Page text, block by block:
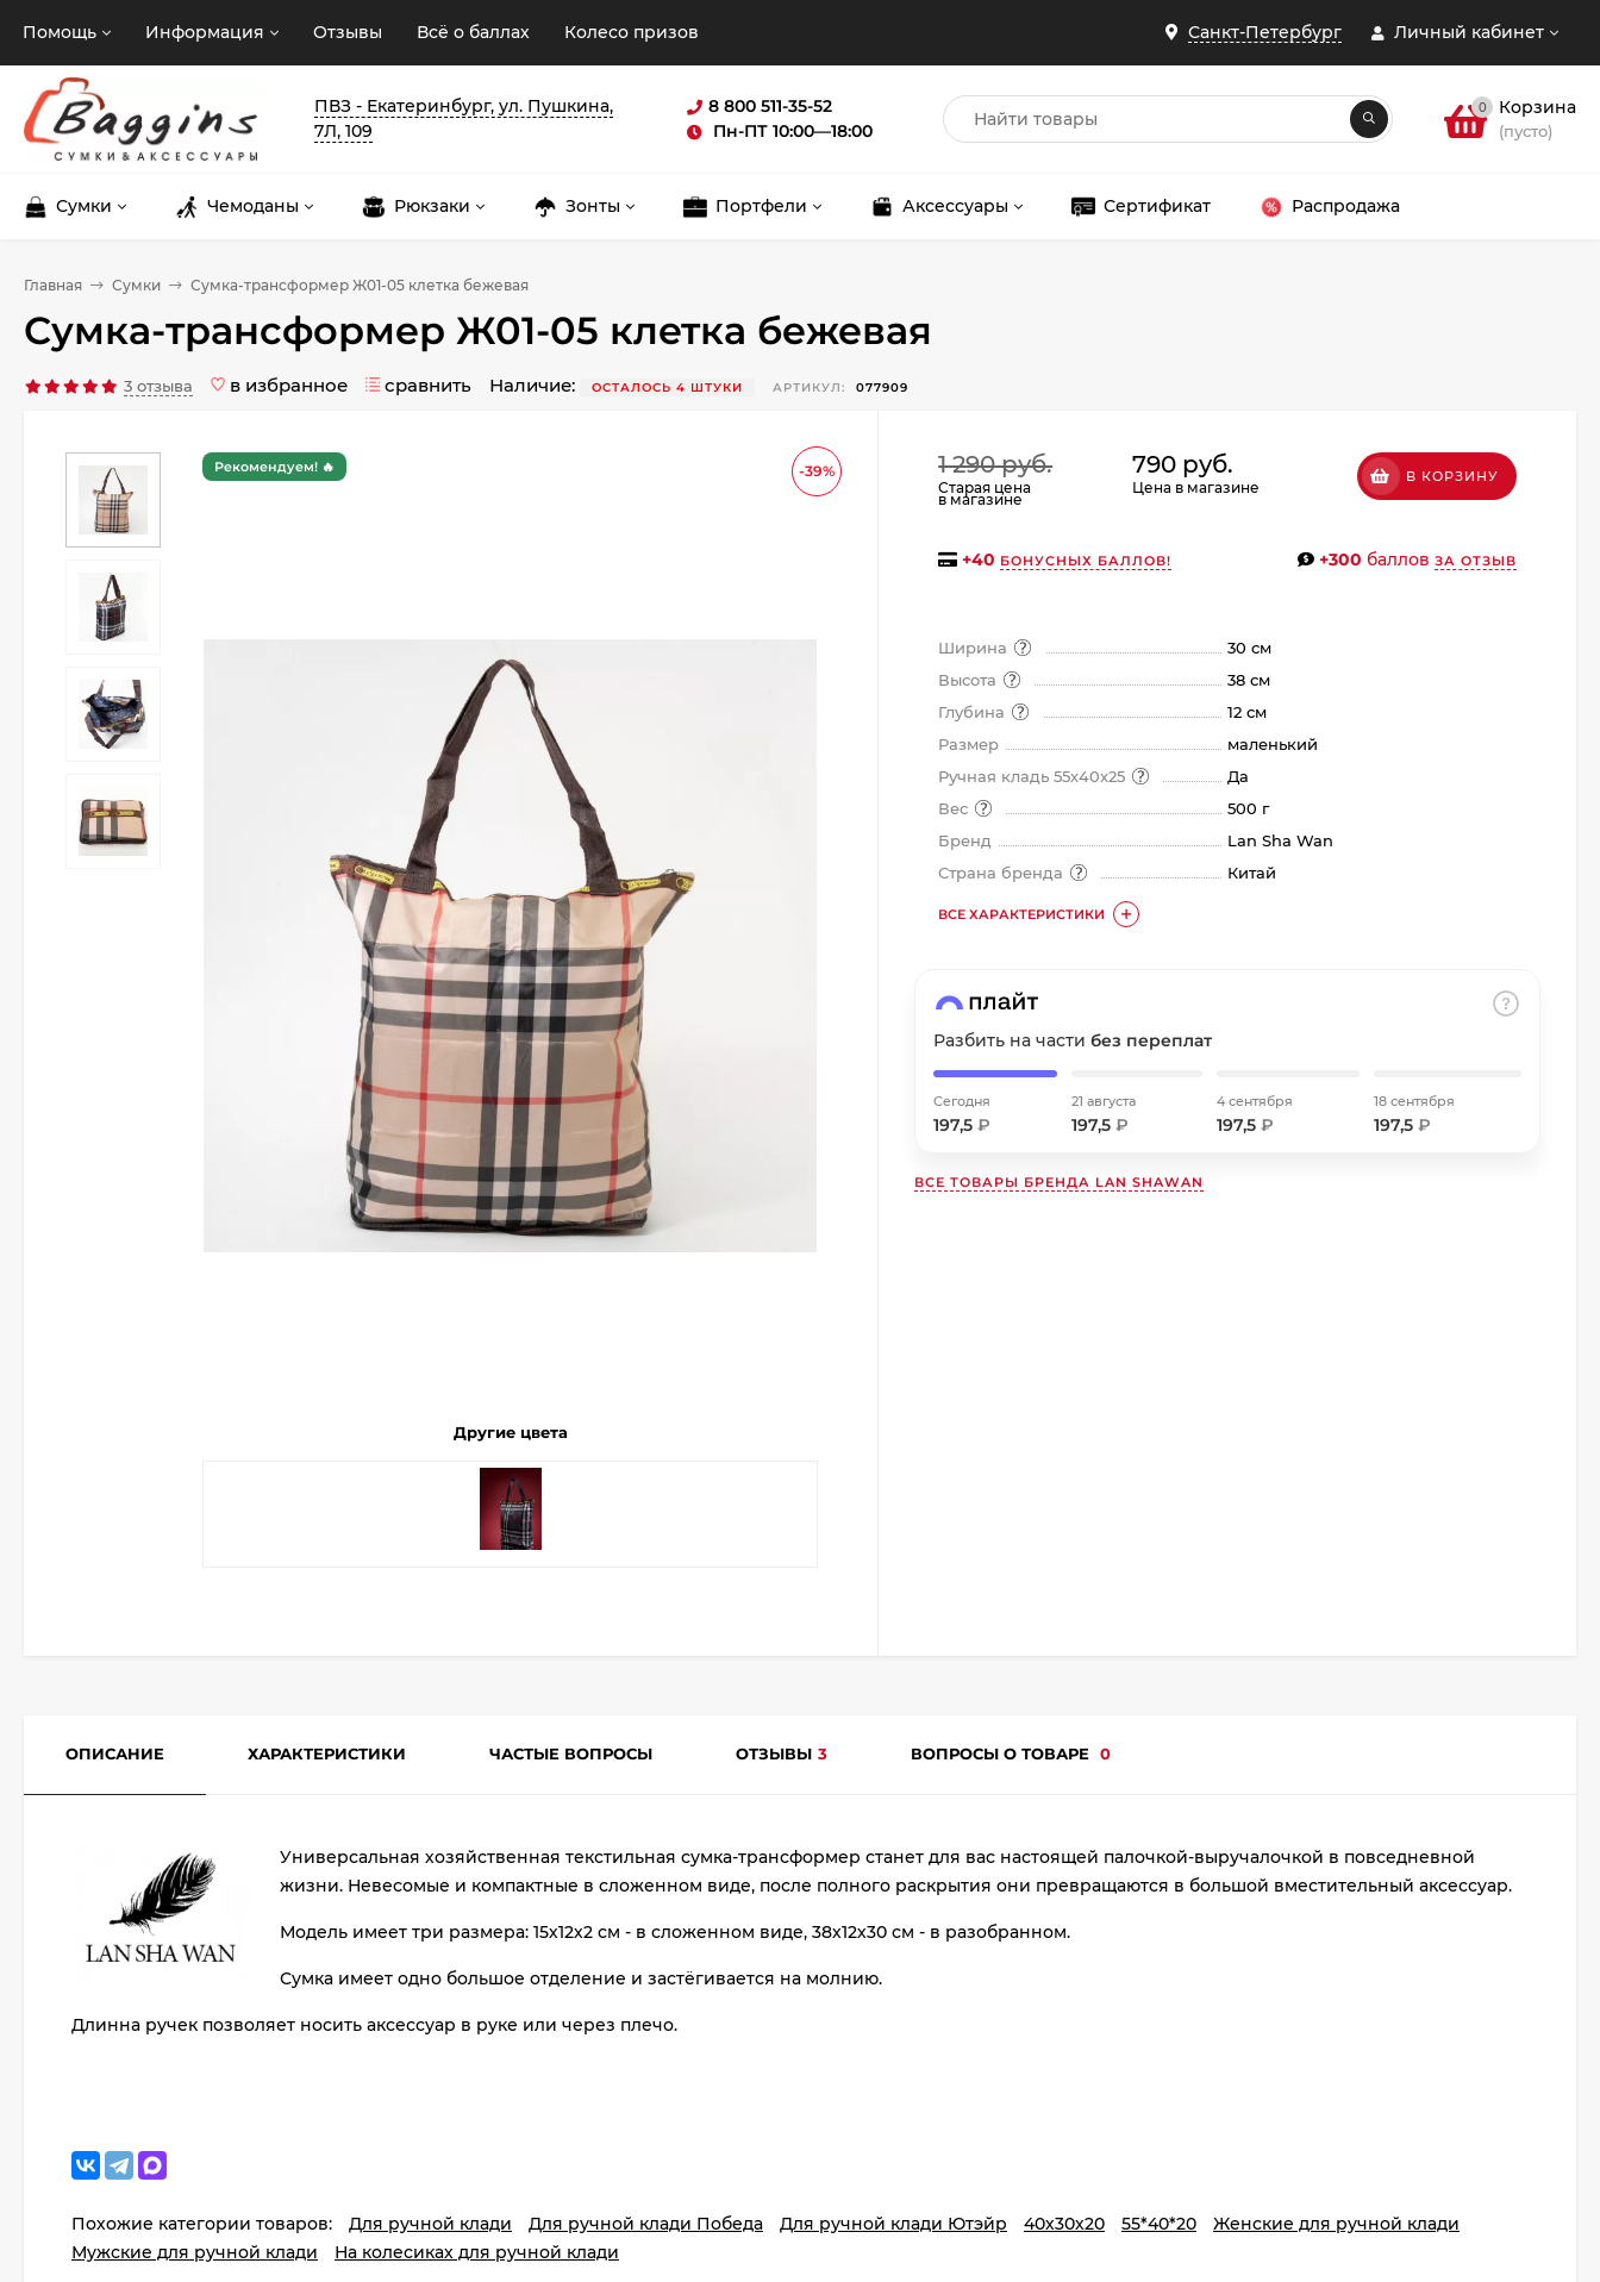
Санкт-Петербург Личный кабинет
Помощь Информация Отзывы Всё о баллах Колесо призов
ПВЗ - Екатеринбург, ул. Пушкина,
7Л, 109
8 800 511-35-52
Пн-ПТ 10:00—18:00
0 Корзина
(пусто)
Сумки Чемоданы Рюкзаки Зонты Портфели Аксессуары Сертификат Распродажа
Главная Сумки Сумка-трансформер Ж01-05 клетка бежевая
Сумка-трансформер Ж01-05 клетка бежевая
3 отзыва в избранное сравнить Наличие: ОСТАЛОСЬ 4 ШТУКИ АРТИКУЛ: 077909
-39%
Рекомендуем! 🔥
Другие цвета
1 290 руб.
Старая цена
в магазине
790 руб.
Цена в магазине
В КОРЗИНУ
+40 БОНУСНЫХ БАЛЛОВ! +300 баллов ЗА ОТЗЫВ
Ширина
30 см
Высота
38 см
Глубина
12 см
Размер
маленький
Ручная кладь 55х40х25
Да
Вес
500 г
Бренд
Lan Sha Wan
Страна бренда
Китай
ВСЕ ХАРАКТЕРИСТИКИ
Разбить на частибез переплат
Сегодня
197,5₽
21 августа
197,5₽
4 сентября
197,5₽
18 сентября
197,5₽
ВСЕ ТОВАРЫ БРЕНДА LAN SHAWAN
ОПИСАНИЕ ХАРАКТЕРИСТИКИ ЧАСТЫЕ ВОПРОСЫ ОТЗЫВЫ 3 ВОПРОСЫ О ТОВАРЕ 0
Универсальная хозяйственная текстильная сумка-трансформер станет для вас настоящей палочкой-выручалочкой в повседневной
жизни. Невесомые и компактные в сложенном виде, после полного раскрытия они превращаются в большой вместительный аксессуар.
Модель имеет три размера: 15х12х2 см - в сложенном виде, 38х12х30 см - в разобранном.
Сумка имеет одно большое отделение и застёгивается на молнию.
Длинна ручек позволяет носить аксессуар в руке или через плечо.
25
Добавляйте товары
Оплачивайте сегодня только
25% картой любого банка
Получайте товар выбранный способом
Оставшиеся
списываться
с вашей карты
раз
в 2 недели
Похожие категории товаров: Для ручной клади Для ручной клади Победа Для ручной клади Ютэйр 40х30х20 55*40*20
Женские для ручной клади
Мужские для ручной клади
На колесиках для ручной клади